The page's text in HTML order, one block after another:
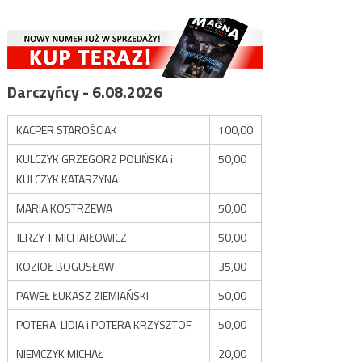
Darczyńcy - 6.08.2026
KACPER STAROŚCIAK
100,00
KULCZYK GRZEGORZ POLIŃSKA i
KULCZYK KATARZYNA
50,00
MARIA KOSTRZEWA
50,00
JERZY T MICHAJŁOWICZ
50,00
KOZIOŁ BOGUSŁAW
35,00
PAWEŁ ŁUKASZ ZIEMIAŃSKI
50,00
POTERA LIDIA i POTERA KRZYSZTOF
50,00
NIEMCZYK MICHAŁ
20,00